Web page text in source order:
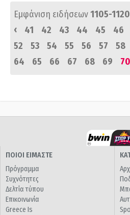
Εμφάνιση ειδήσεων1105-1120
‹
41 42 43 44 45 46
52
53 54 55 56 57 58
64
65 66 67 68 69 70
ΠΟΙΟΙ ΕΙΜΑΣΤΕ
Πρόγραμμα
Συχνότητες
Δελτία τύπου
Επικοινωνία
Greece Is